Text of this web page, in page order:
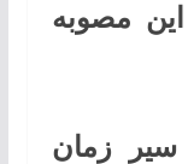
مصوبه
سیر زمان